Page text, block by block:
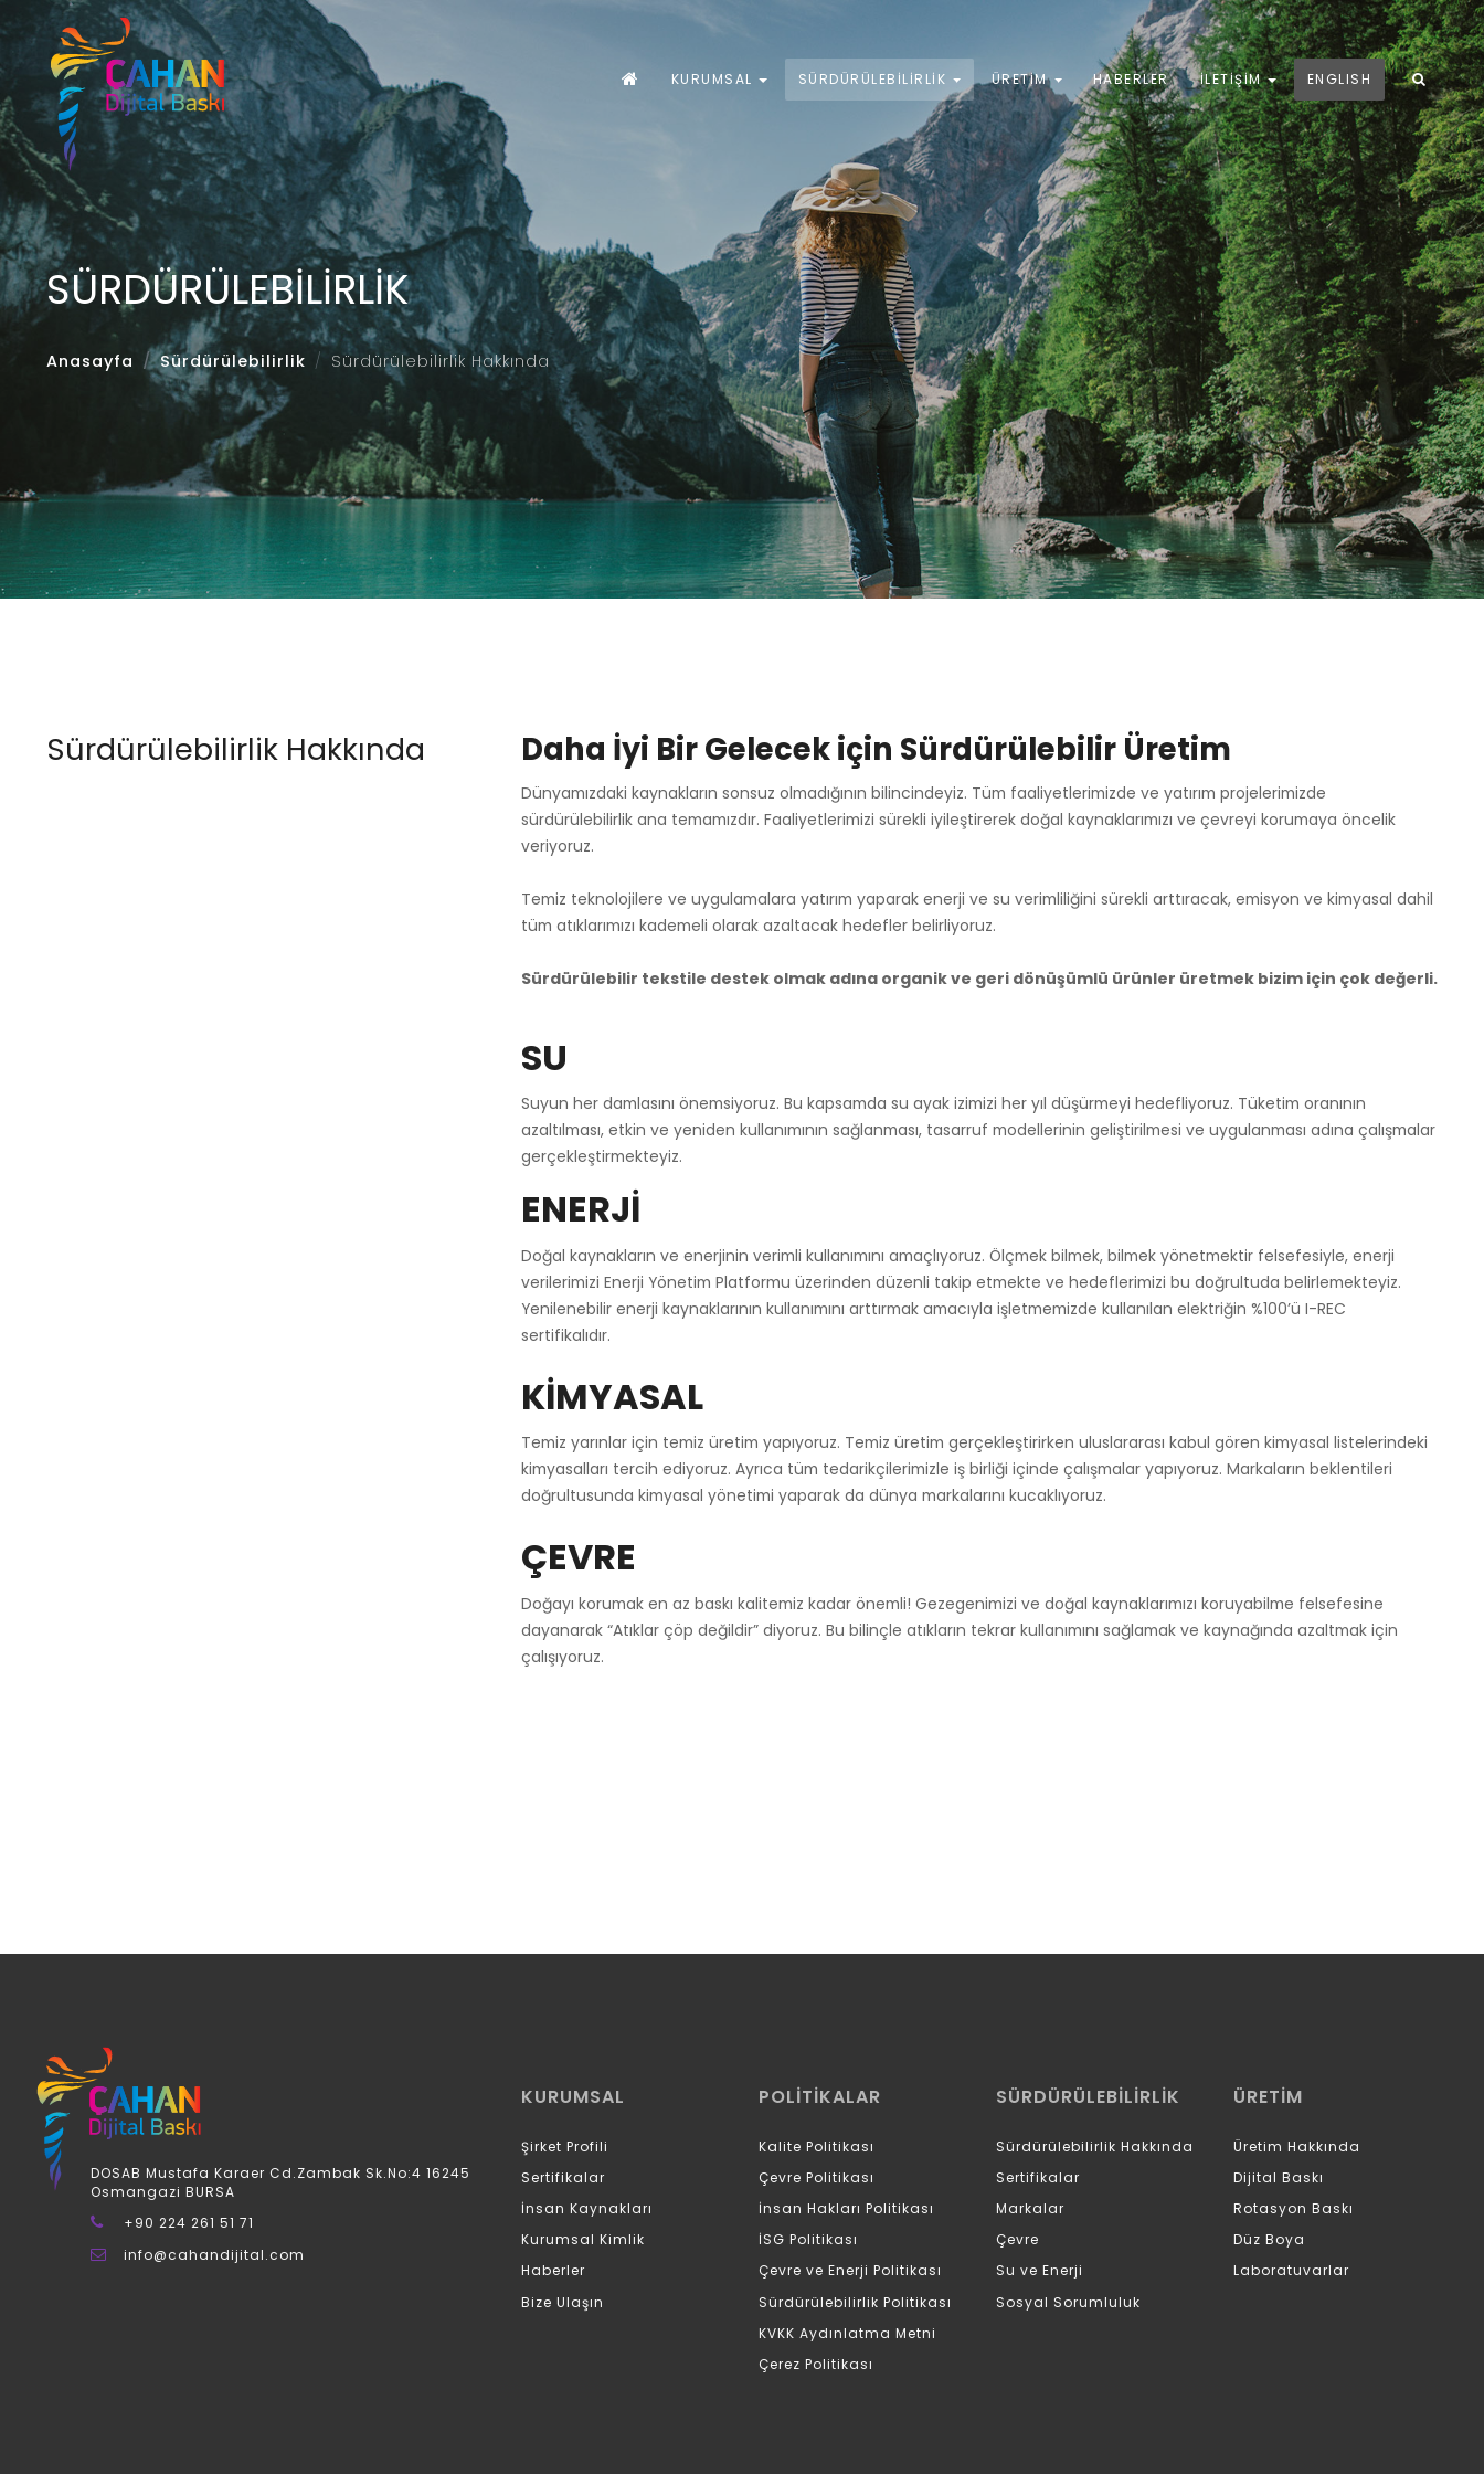
KURUMSAL SÜRDÜRÜLEBILIRLIK ÜRETIM HABERLER İLETIŞIM ENGLISH
SÜRDÜRÜLEBILIRLIK
Anasayfa Sürdürülebilirlik Sürdürülebilirlik Hakkında
Sürdürülebilirlik Hakkında Daha İyi Bir Gelecek için Sürdürülebilir Üretim
Dünyamızdaki kaynakların sonsuz olmadığının bilincindeyiz. Tüm faaliyetlerimizde ve yatırım projelerimizde
sürdürülebilirlik ana temamızdır. Faaliyetlerimizi sürekli iyileştirerek doğal kaynaklarımızı ve çevreyi korumaya öncelik
veriyoruz.
Temiz teknolojilere ve uygulamalara yatırım yaparak enerji ve su verimliliğini sürekli arttıracak, emisyon ve kimyasal dahil
tüm atıklarımızı kademeli olarak azaltacak hedefler belirliyoruz.
Sürdürülebilir tekstile destek olmak adına organik ve geri dönüşümlü ürünler üretmek bizim için çok değerli.
SU
Suyun her damlasını önemsiyoruz. Bu kapsamda su ayak izimizi her yıl düşürmeyi hedefliyoruz. Tüketim oranının
azaltılması, etkin ve yeniden kullanımının sağlanması, tasarruf modellerinin geliştirilmesi ve uygulanması adına çalışmalar
gerçekleştirmekteyiz.
ENERJİ
Doğal kaynakların ve enerjinin verimli kullanımını amaçlıyoruz. Ölçmek bilmek, bilmek yönetmektir felsefesiyle, enerji
verilerimizi Enerji Yönetim Platformu üzerinden düzenli takip etmekte ve hedeflerimizi bu doğrultuda belirlemekteyiz.
Yenilenebilir enerji kaynaklarının kullanımını arttırmak amacıyla işletmemizde kullanılan elektriğin %100’ü I-REC
sertifikalıdır.
KİMYASAL
Temiz yarınlar için temiz üretim yapıyoruz. Temiz üretim gerçekleştirirken uluslararası kabul gören kimyasal listelerindeki
kimyasalları tercih ediyoruz. Ayrıca tüm tedarikçilerimizle iş birliği içinde çalışmalar yapıyoruz. Markaların beklentileri
doğrultusunda kimyasal yönetimi yaparak da dünya markalarını kucaklıyoruz.
ÇEVRE
Doğayı korumak en az baskı kalitemiz kadar önemli! Gezegenimizi ve doğal kaynaklarımızı koruyabilme felsefesine
dayanarak “Atıklar çöp değildir” diyoruz. Bu bilinçle atıkların tekrar kullanımını sağlamak ve kaynağında azaltmak için
çalışıyoruz.
DOSAB Mustafa Karaer Cd.Zambak Sk.No:4 16245
Osmangazi BURSA
+90 224 261 51 71
info@cahandijital.com
KURUMSAL
Şirket Profili
Sertifikalar
İnsan Kaynakları
Kurumsal Kimlik
Haberler
Bize Ulaşın
POLİTİKALAR
Kalite Politikası
Çevre Politikası
İnsan Hakları Politikası
İSG Politikası
Çevre ve Enerji Politikası
Sürdürülebilirlik Politikası
KVKK Aydınlatma Metni
Çerez Politikası
SÜRDÜRÜLEBİLİRLİK
Sürdürülebilirlik Hakkında
Sertifikalar
Markalar
Çevre
Su ve Enerji
Sosyal Sorumluluk
ÜRETİM
Üretim Hakkında
Dijital Baskı
Rotasyon Baskı
Düz Boya
Laboratuvarlar